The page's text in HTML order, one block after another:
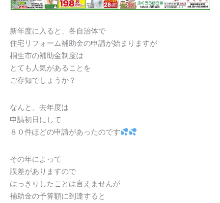
新年度に入ると、各自治体で
住宅リフォーム補助金の申請が始まりますが
桐生市の補助金制度は
とても人気があることを
ご存知でしょうか？
なんと、去年度は
申請初日にして
８０件ほどの申請があったのです
その年によって
誤差がありますので
はっきりしたことは言えませんが
補助金の予算額に到達すると